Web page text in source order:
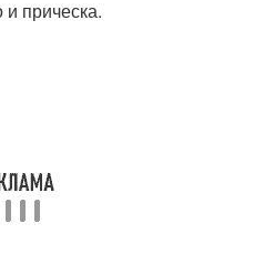
прическа.